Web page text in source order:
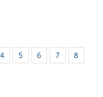
4 5 6 7
8